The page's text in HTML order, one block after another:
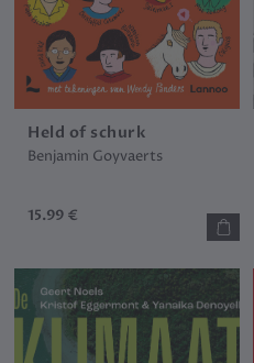
Held of schurk
Benjamin Goyvaerts
15.99 €